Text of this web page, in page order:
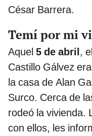
César Barrera.
Temí por mi
Aquel 5 de abril,
Castillo Gálvez
la casa de Alan
Surco. Cerca de
rodeó la vivienda.
con ellos, les